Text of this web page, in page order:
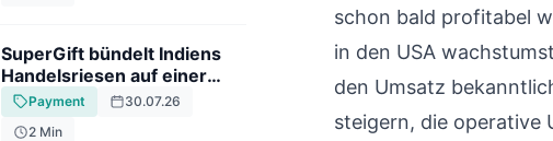
SuperGift bündelt Indiens
Handelsriesen auf einer
KartePayment
30.07.26
2 Min
schon bald profitabel
in den USA
den Umsatz
steigern, die operative